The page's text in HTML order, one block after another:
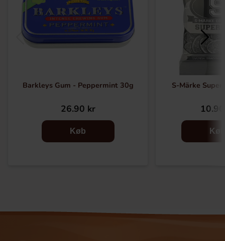
Barkleys Gum - Peppermint 30g
26.90 kr
Køb
S-Märke
Køb